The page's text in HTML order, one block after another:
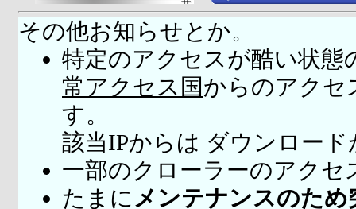
その他お知らせとか。
特定のアクセスが酷い状態
常アクセス国からのアクセ
す。
該当IPからは ダウンロー
一部のクローラーのアクセ
たまに メンテナンスのため